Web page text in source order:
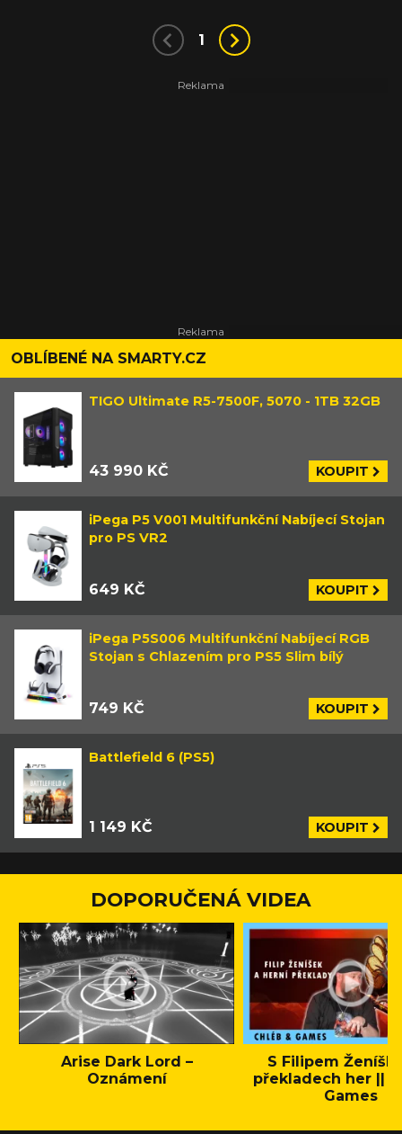
1
OBLÍBENÉ NA SMARTY.CZ
TIGO Ultimate R5-7500F, 5070 - 1TB 32GB
43 990 KČ KOUPIT
iPega P5 V001 Multifunkční Nabíjecí Stojan
pro PS VR2
649 KČ KOUPIT
iPega P5S006 Multifunkční Nabíjecí RGB
Stojan s Chlazením pro PS5 Slim bílý
749 KČ KOUPIT
Battlefield 6 (PS5)
1 149 KČ KOUPIT
DOPORUČENÁ VIDEA
Arise Dark Lord –
Oznámení
S Filipem
překladech her ||
Games